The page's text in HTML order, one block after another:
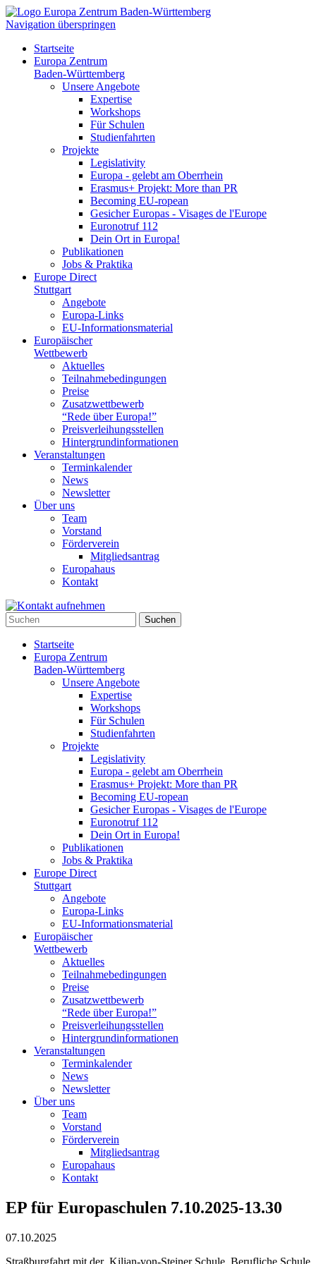
Navigation überspringen
Startseite
Europa Zentrum
Baden-Württemberg
Unsere Angebote
Expertise
Workshops
Für Schulen
Studienfahrten
Projekte
Legislativity
Europa - gelebt am Oberrhein
Erasmus+ Projekt: More than PR
Becoming EU-ropean
Gesicher Europas - Visages de l'Europe
Euronotruf 112
Dein Ort in Europa!
Publikationen
Jobs & Praktika
Europe Direct
Stuttgart
Angebote
Europa-Links
EU-Informationsmaterial
Europäischer
Wettbewerb
Aktuelles
Teilnahme­bedingungen
Preise
Zusatzwettbewerb
“Rede über Europa!”
Preisverleihungsstellen
Hintergrundinformationen
Veranstaltungen
Terminkalender
News
Newsletter
Über uns
Team
Vorstand
Förderverein
Mitgliedsantrag
Europahaus
Kontakt
Suchen
Startseite
Europa Zentrum
Baden-Württemberg
Unsere Angebote
Expertise
Workshops
Für Schulen
Studienfahrten
Projekte
Legislativity
Europa - gelebt am Oberrhein
Erasmus+ Projekt: More than PR
Becoming EU-ropean
Gesicher Europas - Visages de l'Europe
Euronotruf 112
Dein Ort in Europa!
Publikationen
Jobs & Praktika
Europe Direct
Stuttgart
Angebote
Europa-Links
EU-Informationsmaterial
Europäischer
Wettbewerb
Aktuelles
Teilnahme­bedingungen
Preise
Zusatzwettbewerb
“Rede über Europa!”
Preisverleihungsstellen
Hintergrundinformationen
Veranstaltungen
Terminkalender
News
Newsletter
Über uns
Team
Vorstand
Förderverein
Mitgliedsantrag
Europahaus
Kontakt
EP für Europaschulen 7.10.2025-13.30
07.10.2025
Straßburgfahrt mit der Kilian-von-Steiner Schule, Berufliche Schule